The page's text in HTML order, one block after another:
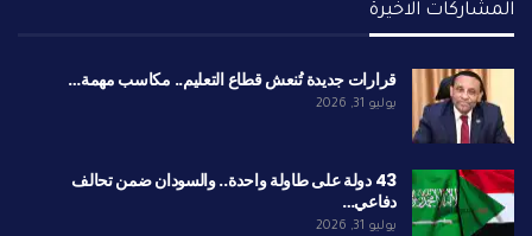
المشاركات الاخيرة
قرارات جديدة تُنعش قطاع التعليم.. مكاسب مهمة…
يوليو 31, 2026
43 دولة على طاولة واحدة.. والسودان ضمن تحالف
دفاعي…
يوليو 31, 2026